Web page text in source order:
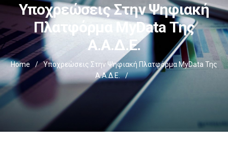
Υποχρεώσεις Στην Ψηφιακή
Πλατφόρμα MyData Της
Α.Α.Δ.Ε.
Home /
Υποχρεώσεις Στην Ψηφιακή Πλατφόρμα MyData Της
Α.Α.Δ.Ε.
/